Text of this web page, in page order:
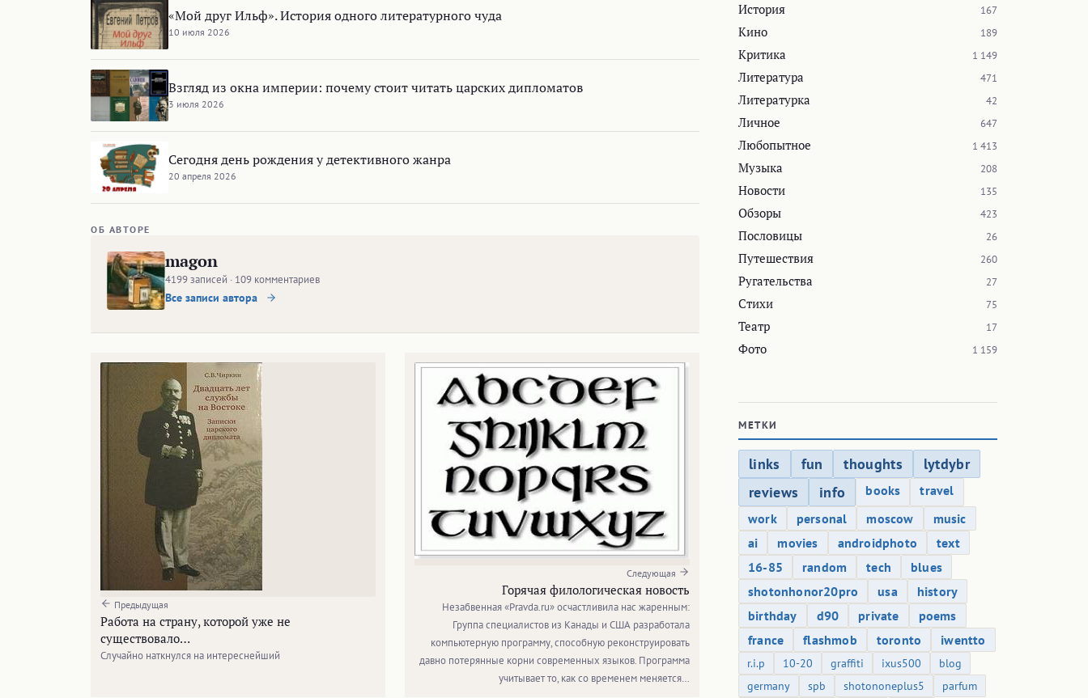
«Мой друг Ильф». История одного литературного чуда
10 июля 2026
Взгляд из окна империи: почему стоит читать царских дипломатов
3 июля 2026
Сегодня день рождения у детективного жанра
20 апреля 2026
ОБ АВТОРЕ
magon
4199 записей · 109 комментариев
Все записи автора
Предыдущая
Работа на страну, которой уже не
существовало…
Случайно наткнулся на интереснейший
Следующая
Горячая филологическая новость
Незабвенная «Pravda.ru» осчастливила нас жаренным:
Группа специалистов из Канады и США разработала
компьютерную программу, способную реконструировать
давно потерянные корни современных языков. Программа
учитывает то, как со временем меняется…
История 167
Кино 189
Критика 1 149
Литература 471
Литературка 42
Личное 647
Любопытное 1 413
Музыка 208
Новости 135
Обзоры 423
Пословицы 26
Путешествия 260
Ругательства 27
Стихи 75
Театр 17
Фото 1 159
МЕТКИ
links fun thoughts
lytdybr
reviews
info books
travel
work
personal moscow
music
ai
movies androidphoto
text
16-85
random tech
blues
shotonhonor20pro
usa
history
birthday
d90 private
poems
france
flashmob toronto iwentto
r.i.p 10-20 graffiti ixus500
blog
germany
spb shotononeplus5
parfum